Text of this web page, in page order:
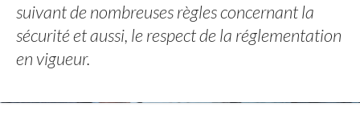
suivant de nombreuses règles concernant la
sécurité et aussi, le respect de la réglementation
en vigueur.